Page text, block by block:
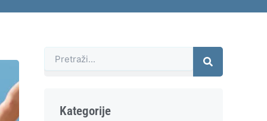
Претрага
Kategorije